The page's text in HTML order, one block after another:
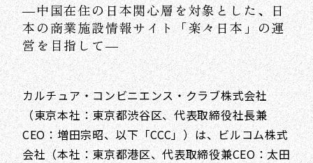
―中国在住の日本関心層を対象とした、日
本の商業施設情報サイト「楽々日本」の運
営を目指して―
カルチュア・コンビニエンス・クラブ株式会社
（東京本社：東京都渋谷区、代表取締役社長兼
CEO：増田宗昭、以下「CCC」）は、ビルコム株式
会社（本社：東京都港区、代表取締役兼CEO：太田